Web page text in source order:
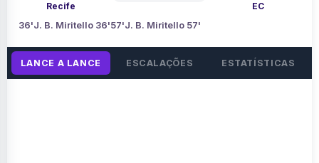
Recife
EC
36'J. B. Miritello 36'57'J. B. Miritello 57'
LANCE A LANCE ESCALAÇÕES ESTATÍSTICAS